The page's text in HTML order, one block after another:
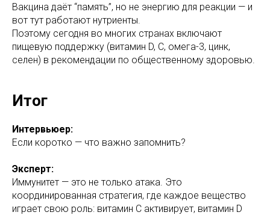
Вакцина даёт “память”, но не энергию для реакции — и
вот тут работают нутриенты.
Поэтому сегодня во многих странах включают
пищевую поддержку (витамин D, C, омега-3, цинк,
селен) в рекомендации по общественному здоровью.
Итог
Интервьюер:
Если коротко — что важно запомнить?
Эксперт:
Иммунитет — это не только атака. Это
координированная стратегия, где каждое вещество
играет свою роль: витамин C активирует, витамин D